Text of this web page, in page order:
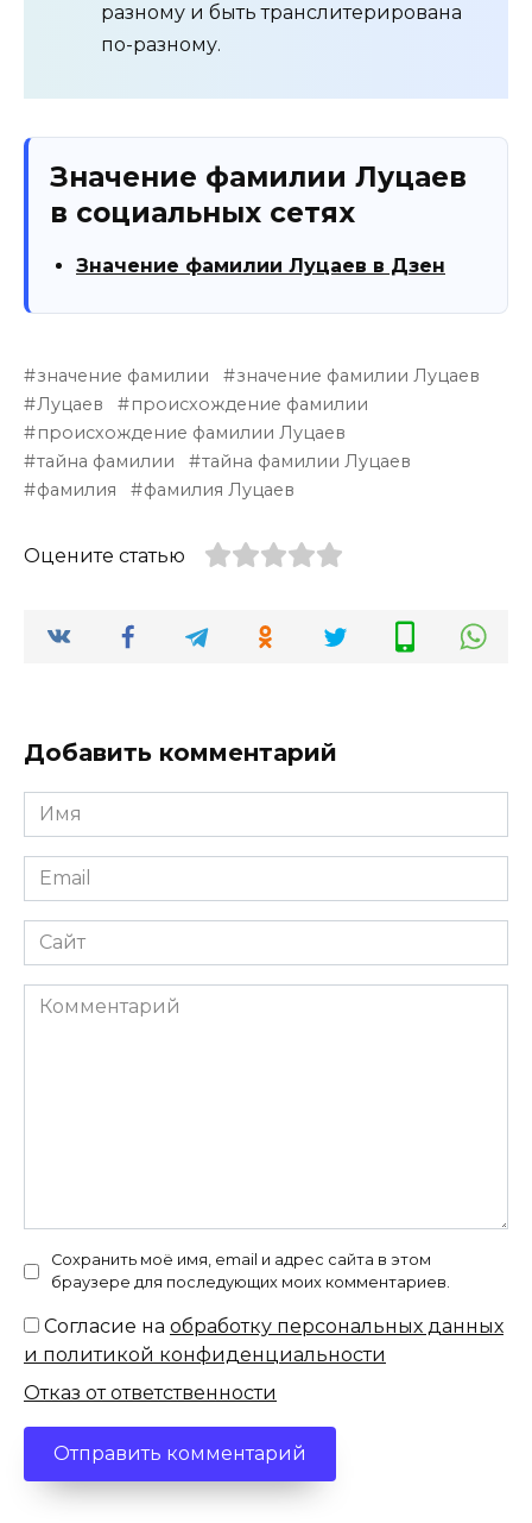
разному и быть транслитерирована
по-разному.
Значение фамилии Луцаев
в социальных сетях
Значение фамилии Луцаев в Дзен
значение фамилии
значение фамилии Луцаев
Луцаев
происхождение фамилии
происхождение фамилии Луцаев
тайна фамилии
тайна фамилии Луцаев
фамилия
фамилия Луцаев
Оцените статью
Добавить комментарий
Имя
*
Email
*
Сайт
Комментарий
Сохранить моё имя, email и адрес сайта в этом
браузере для последующих моих комментариев.
Согласие на обработку персональных данных
и политикой конфиденциальности
Отказ от ответственности